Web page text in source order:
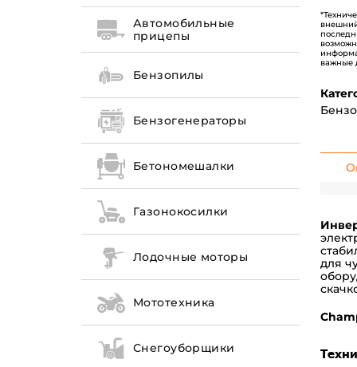
Автомобильные
прицепы
Бензопилы
Бензогенераторы
Бетономешалки
Газонокосилки
Лодочные моторы
Мототехника
Снегоуборщики
важные
для